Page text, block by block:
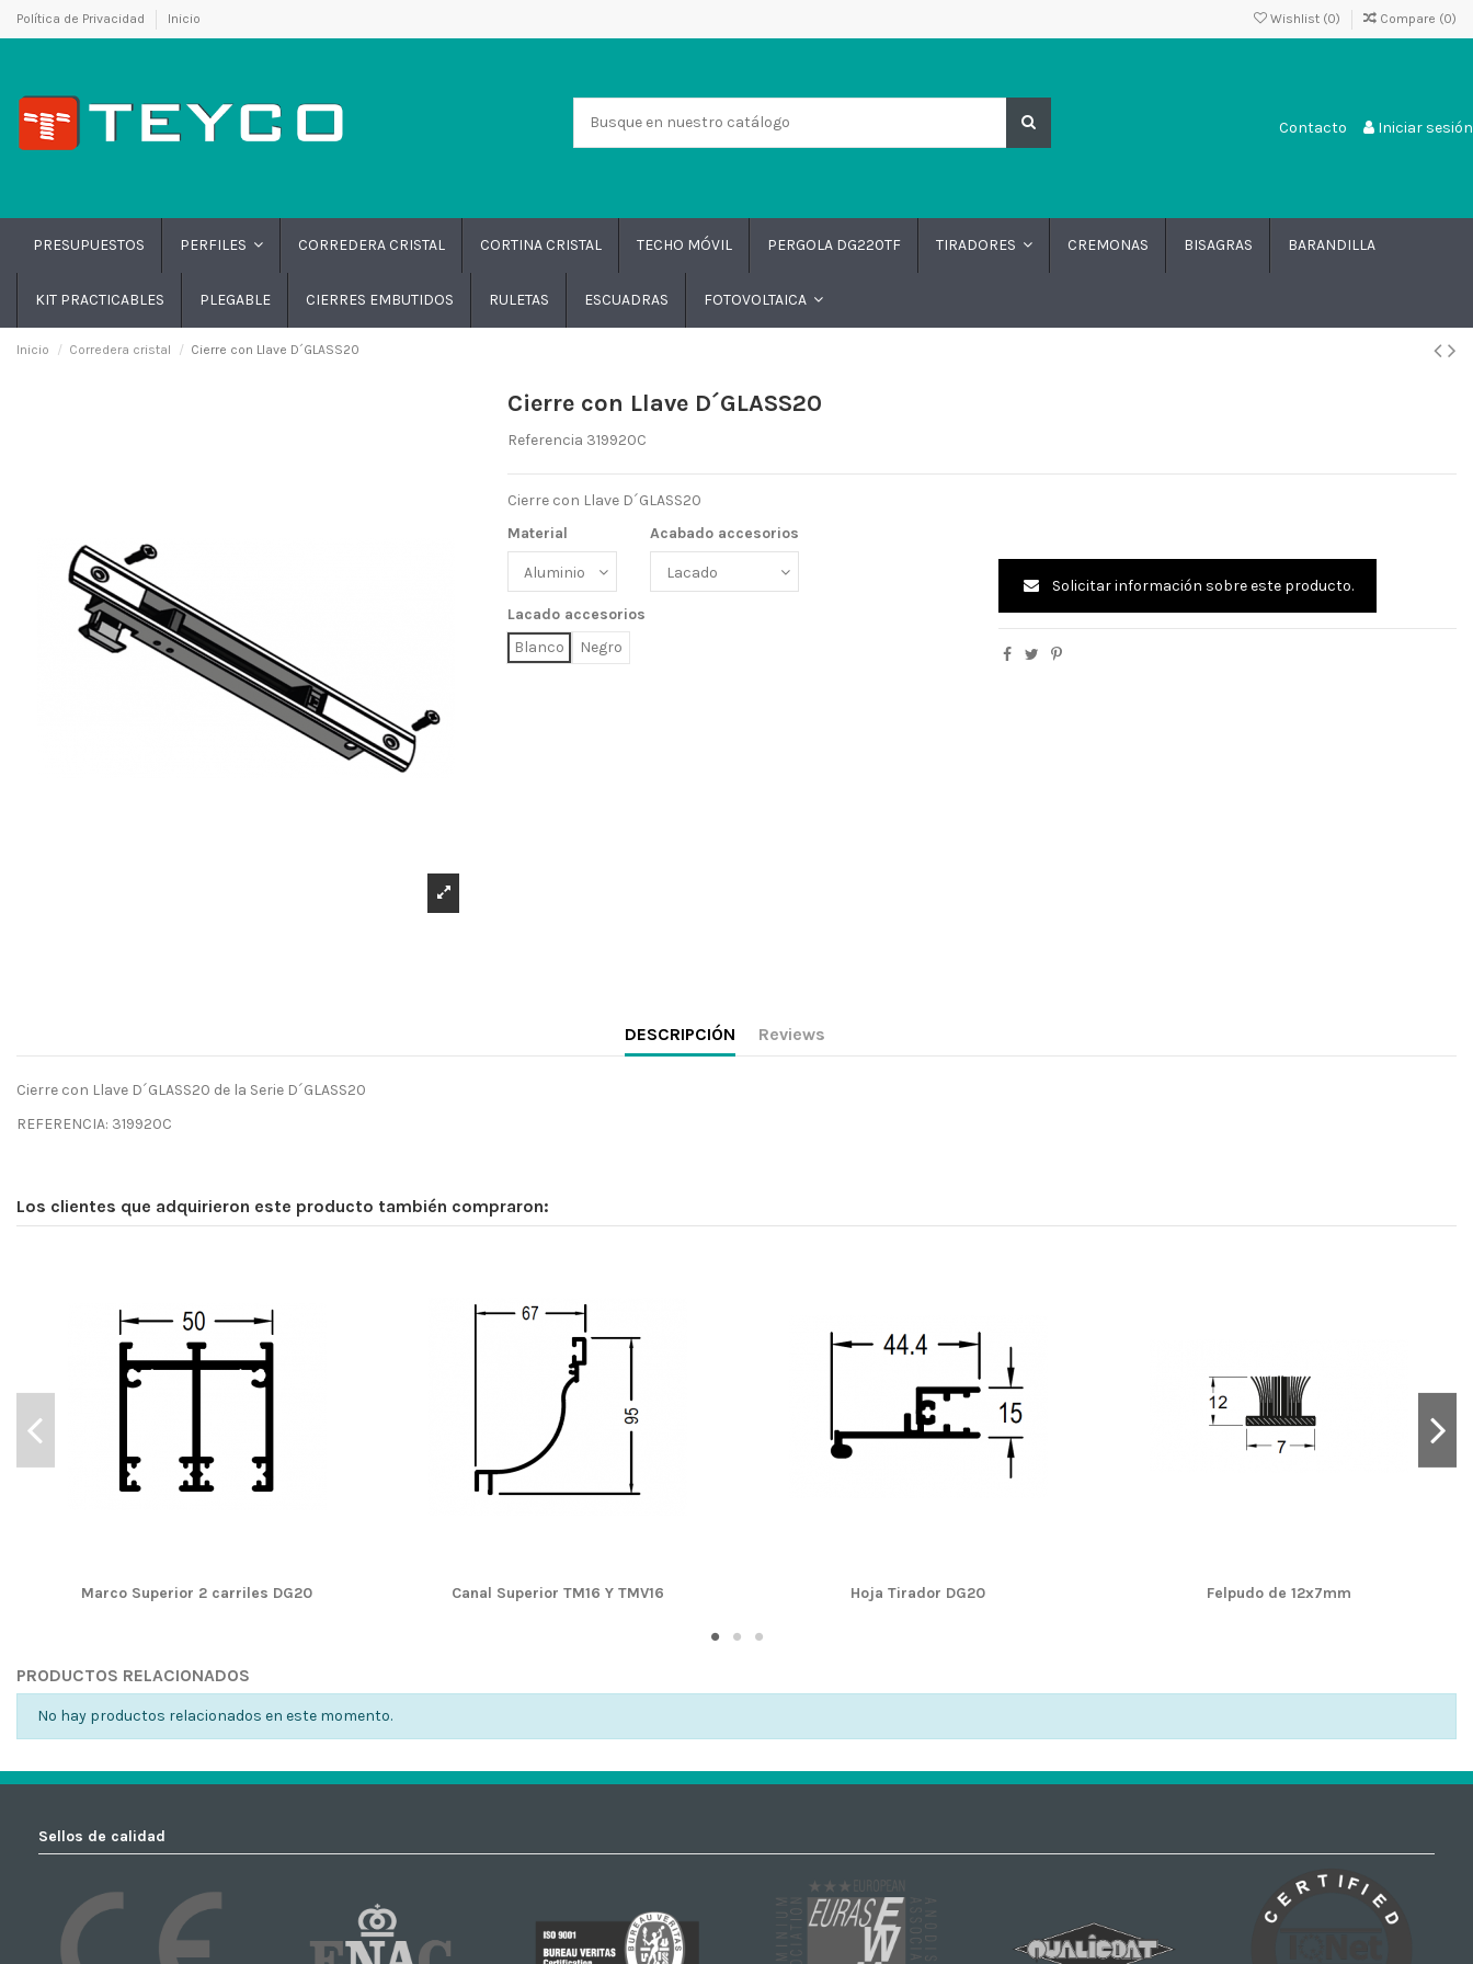
Política de Privacidad Inicio Wishlist (0) Compare (0)
Contacto Iniciar sesión
PRESUPUESTOS PERFILES CORREDERA CRISTAL CORTINA CRISTAL TECHO MÓVIL PERGOLA DG220TF TIRADORES CREMONAS BISAGRAS BARANDILLA
KIT PRACTICABLES PLEGABLE CIERRES EMBUTIDOS RULETAS ESCUADRAS FOTOVOLTAICA
Inicio Corredera cristal Cierre con Llave D´GLASS20
Cierre con Llave D´GLASS20
Referencia 319920C
Cierre con Llave D´GLASS20
Material
Acabado accesorios
Lacado accesorios
Blanco
Negro
Solicitar información sobre este producto.
DESCRIPCIÓN Reviews
Cierre con Llave D´GLASS20 de la Serie D´GLASS20
REFERENCIA: 319920C
Los clientes que adquirieron este producto también compraron:
Marco Superior 2 carriles DG20 Canal Superior TM16 Y TMV16 Hoja Tirador DG20 Felpudo de 12x7mm
PRODUCTOS RELACIONADOS
No hay productos relacionados en este momento.
Sellos de calidad